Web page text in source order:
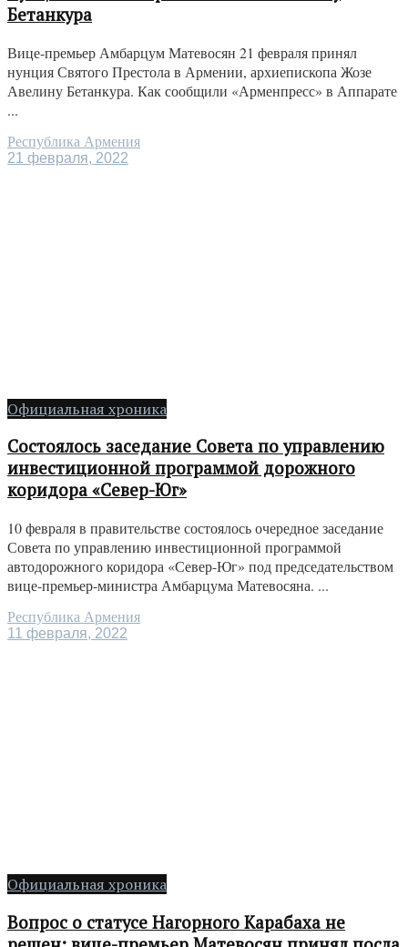
Бетанкура
Вице-премьер Амбарцум Матевосян 21 февраля принял
нунция Святого Престола в Армении, архиепископа Жозе
Авелину Бетанкура. Как сообщили «Арменпресс» в Аппарате
...
Республика Армения
21 февраля, 2022
Официальная хроника
Состоялось заседание Совета по управлению
инвестиционной программой дорожного
коридора «Север-Юг»
10 февраля в правительстве состоялось очередное заседание
Совета по управлению инвестиционной программой
автодорожного коридора «Север-Юг» под председательством
вице-премьер-министра Амбарцума Матевосяна. ...
Республика Армения
11 февраля, 2022
Официальная хроника
Вопрос о статусе Нагорного Карабаха не